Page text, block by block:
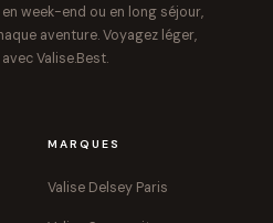
week-end ou en long séjour,
aventure. Voyagez léger,
Valise.Best.
MARQUES
Valise Delsey Paris